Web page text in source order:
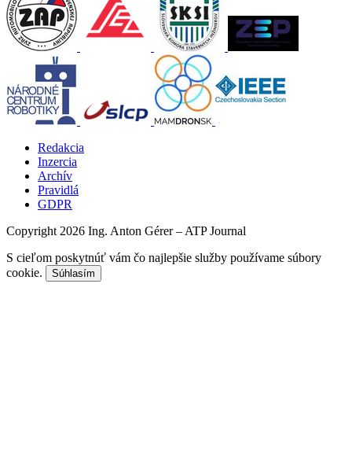
Redakcia
Inzercia
Archív
Pravidlá
GDPR
Copyright 2026 Ing. Anton Gérer – ATP Journal
S cieľom poskytnúť vám čo najlepšie služby používame súbory
cookie.
Súhlasím